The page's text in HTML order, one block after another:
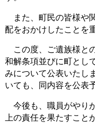
また、町民の皆様や
配をおかけしたことを
この度、ご遺族様と
和解条項並びに町とし
みについて公表いたし
いても、同内容を公表
今後も、職員がやり
上の責任を果たすこと